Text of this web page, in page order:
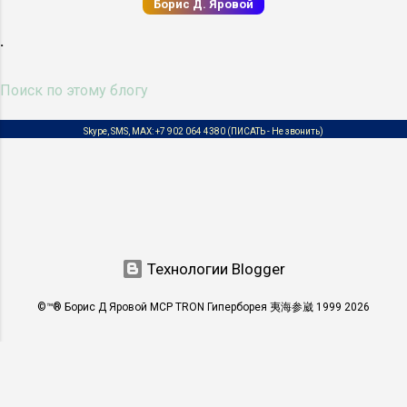
знаменитостей 4 квадры , к которой
Достоевский, Этико-интуитивный
интроверт, ЭИИ. ENFP, Сове...
Борис Д. Яровой
.
Skype, SMS, MAX:+7 902 064 4380 (ПИСАТЬ - Не звонить)
Технологии Blogger
©™® Борис Д Яровой MCP TRON Гиперборея 夷海参崴 1999 2026